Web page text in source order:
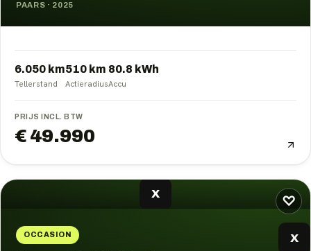
PAARS · 2025
6.050 km
Tellerstand
510 km
Actieradius
80.8 kWh
Accu
PRIJS INCL. BTW
€ 49.990
♡
X
OCCASION X